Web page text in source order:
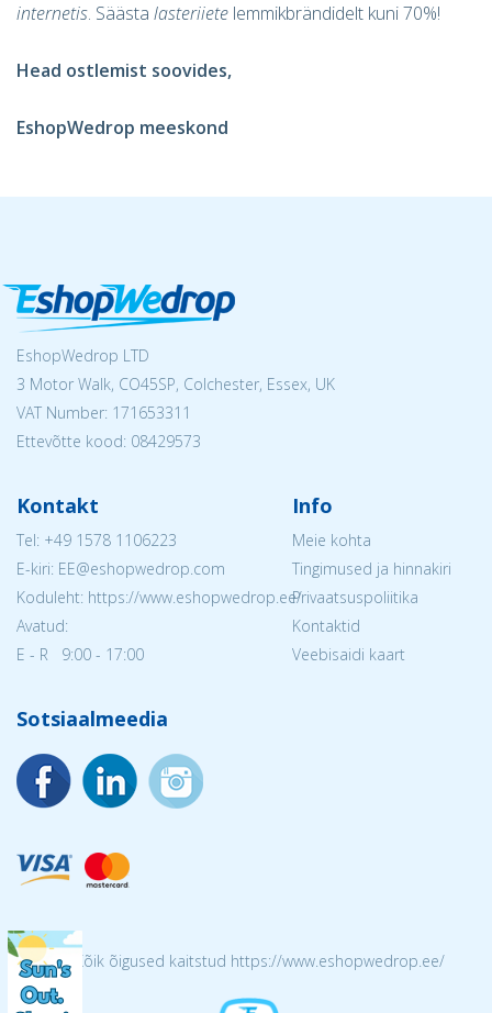
internetis. Säästa lasteriiete lemmikbrändidelt kuni 70%!
Head ostlemist soovides,
EshopWedrop meeskond
EshopWedrop LTD
3 Motor Walk, CO45SP, Colchester, Essex, UK
VAT Number: 171653311
Ettevõtte kood: 08429573
Kontakt
Tel: +49 1578 1106223
E-kiri: EE@eshopwedrop.com
Koduleht: https://www.eshopwedrop.ee/
Avatud:
E - R 9:00 - 17:00
Info
Meie kohta
Tingimused ja hinnakiri
Privaatsuspoliitika
Kontaktid
Veebisaidi kaart
Sotsiaalmeedia
© 2026 Kõik õigused kaitstud https://www.eshopwedrop.ee/